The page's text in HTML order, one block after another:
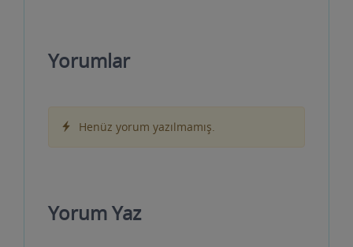
Yorumlar
Henüz yorum yazılmamış.
Yorum Yaz